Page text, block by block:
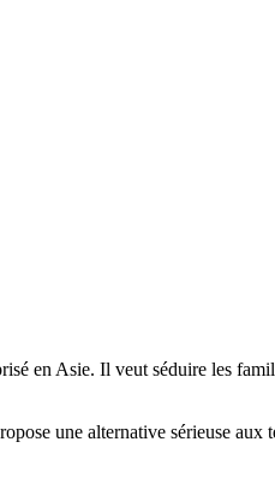
en Asie. Il veut séduire les
une alternative sérieuse aux